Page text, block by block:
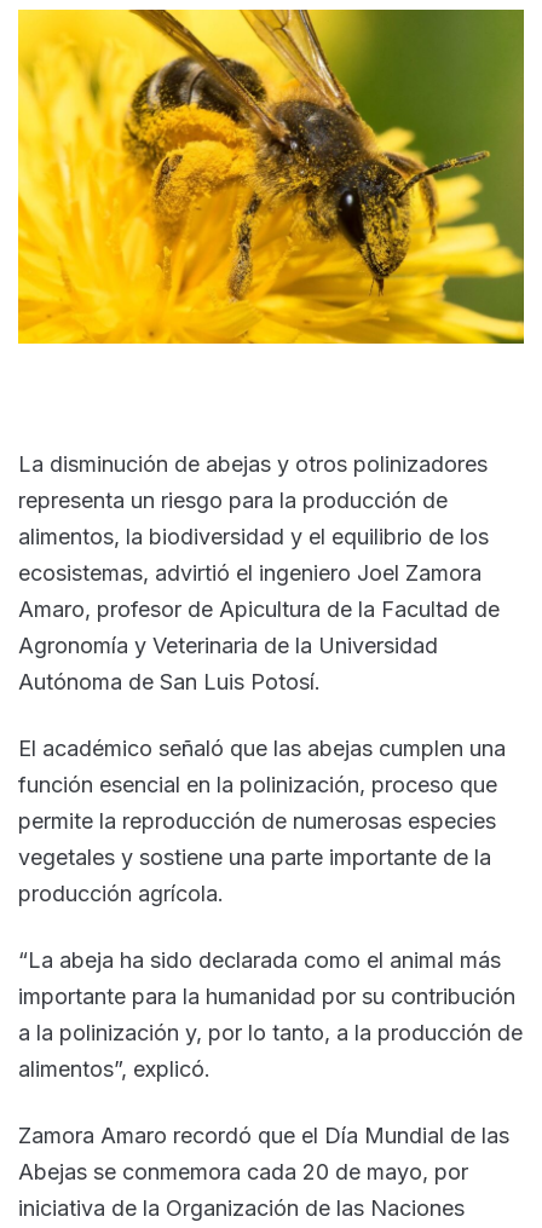
La disminución de abejas y otros polinizadores
representa un riesgo para la producción de
alimentos, la biodiversidad y el equilibrio de los
ecosistemas, advirtió el ingeniero Joel Zamora
Amaro, profesor de Apicultura de la Facultad de
Agronomía y Veterinaria de la Universidad
Autónoma de San Luis Potosí.
El académico señaló que las abejas cumplen una
función esencial en la polinización, proceso que
permite la reproducción de numerosas especies
vegetales y sostiene una parte importante de la
producción agrícola.
“La abeja ha sido declarada como el animal más
importante para la humanidad por su contribución
a la polinización y, por lo tanto, a la producción de
alimentos”, explicó.
Zamora Amaro recordó que el Día Mundial de las
Abejas se conmemora cada 20 de mayo, por
iniciativa de la Organización de las Naciones